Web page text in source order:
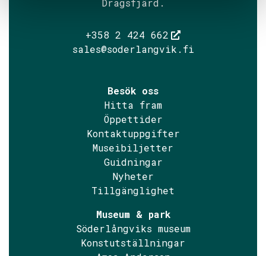
Dragsfjärd.
+358 2 424 662
sales@soderlangvik.fi
Besök oss
Hitta fram
Öppettider
Kontaktuppgifter
Museibiljetter
Guidningar
Nyheter
Tillgänglighet
Museum & park
Söderlångviks museum
Konstutställningar